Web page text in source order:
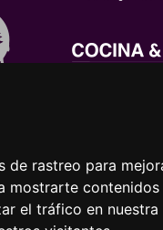
de rastreo para
mostrarte
el tráfico en